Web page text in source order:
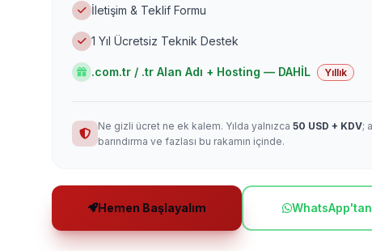
İletişim & Teklif Formu
1 Yıl Ücretsiz Teknik Destek
.com.tr / .tr Alan Adı + Hosting — DAHİL Yıllık
Ne gizli ücret ne ek kalem. Yılda yalnızca 50 USD + KDV;
barındırma ve fazlası bu rakamın içinde.
Hemen Başlayalım